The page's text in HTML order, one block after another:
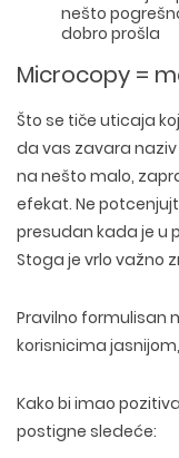
nešto
dobro prošla
Microcopy =
Što se tiče uticaja
da vas zavara naziv
na nešto malo,
efekat. Ne
presudan kada je u
Stoga je vrlo važno
Pravilno formulisan
korisnicima
Kako bi imao
postigne sledeće: